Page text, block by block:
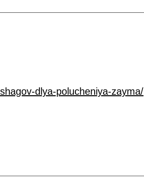
dlya-polucheniya-zayma/